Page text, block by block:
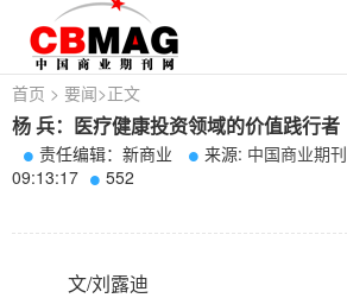
首页 > 要闻>正文
杨 兵：医疗健康投资领域的价值践行者
责任编辑：新商业 来源: 中国商业期刊
09:13:17
552
文/刘露迪